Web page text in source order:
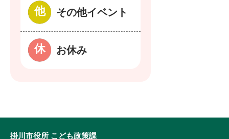
その他イベント
お休み
掛川市役所 こども政策課